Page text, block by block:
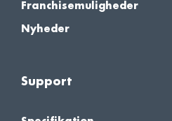
Franchisemuligheder
Nyheder
Support